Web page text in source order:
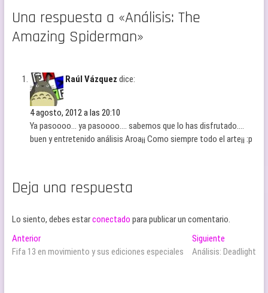
Una respuesta a «Análisis: The
Amazing Spiderman»
Raúl Vázquez dice:
4 agosto, 2012 a las 20:10
Ya pasoooo… ya pasoooo…. sabemos que lo has disfrutado….
buen y entretenido análisis Aroa¡¡ Como siempre todo el arte¡¡ :p
Deja una respuesta
Lo siento, debes estarconectado para publicar un comentario.
Navegación
de
AnteriorEntrada
anterior:
Fifa 13 en movimiento y sus ediciones especiales
Siguiente
siguiente:
Análisis: Deadlight